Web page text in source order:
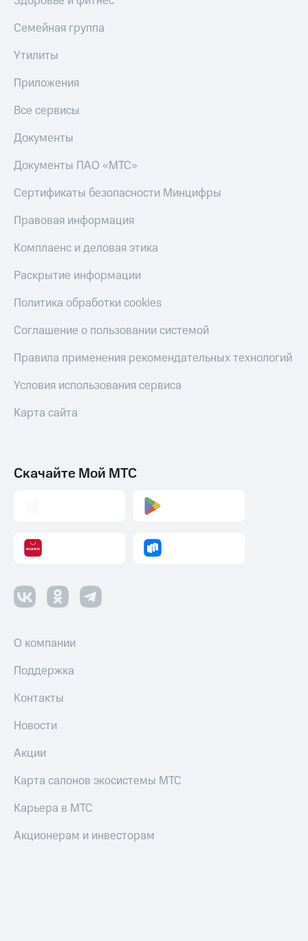
Семейная группа
Утилиты
Приложения
Все сервисы
Документы
Документы ПАО «МТС»
Сертификаты безопасности Минцифры
Правовая информация
Комплаенс и деловая этика
Раскрытие информации
Политика обработки cookies
Соглашение о пользовании системой
Правила применения рекомендательных технологий
Условия использования сервиса
Карта сайта
Скачайте Мой МТС
О компании
Поддержка
Контакты
Новости
Акции
Карта салонов экосистемы МТС
Карьера в МТС
Акционерам и инвесторам